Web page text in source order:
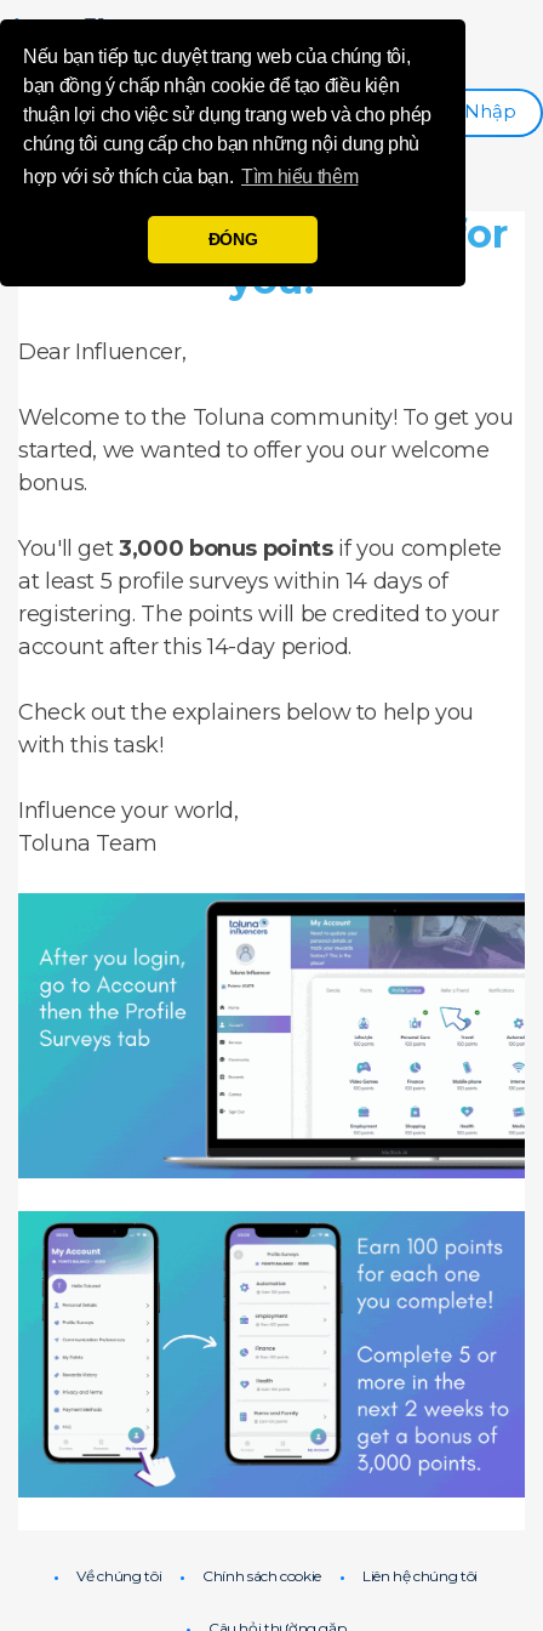
Nếu bạn tiếp tục duyệt trang web của chúng tôi,
bạn đồng ý chấp nhận cookie để tạo điều kiện
thuận lợi cho việc sử dụng trang web và cho phép
chúng tôi cung cấp cho bạn những nội dung phù
hợp với sở thích của bạn. Tìm hiểu thêm
ĐÓNG
ANZ
Đăng Ký Đăng Nhập
A special bonus just for
you!
Dear Influencer,
Welcome to the Toluna community! To get you
started, we wanted to offer you our welcome
bonus.
You'll get3,000 bonus pointsif you complete
at least 5 profile surveys within 14 days of
registering. The points will be credited to your
account after this 14-day period.
Check out the explainers below to help you
with this task!
Influence your world,
Toluna Team
Về chúng tôi Chính sách cookie Liên hệ chúng tôi